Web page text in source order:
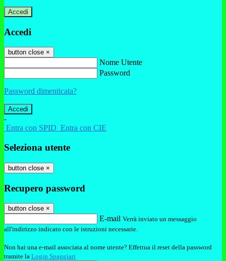
Accedi
Accedi
button close ×
Nome Utente
Password
Password dimenticata?
-
Entra con SPID Entra con CIE
Seleziona utente
button close ×
Recupero password
button close ×
E-mail Verrà inviato un messaggio
all'indirizzo indicato con le istruzioni necessarie.
Non hai una e-mail associata al nome utente? Effettua il reset della password
tramite la Login Spaggiari